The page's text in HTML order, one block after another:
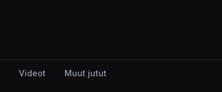
Videot Muut jutut